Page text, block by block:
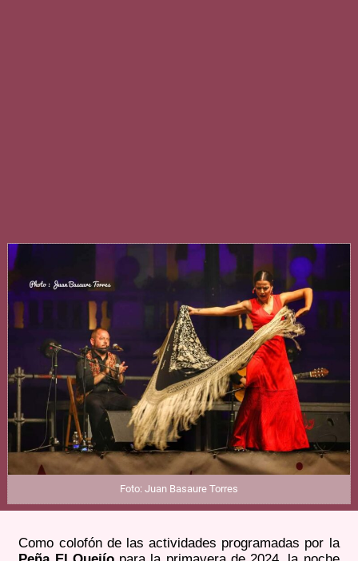
Foto: Juan Basaure Torres
Como colofón de las actividades programadas por la